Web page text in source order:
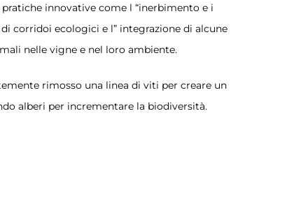
innovative come l “inerbimento e i
corridoi ecologici e l” integrazione di alcune
nelle vigne e nel loro ambiente.
rimosso una linea di viti per creare un
alberi per incrementare la biodiversità.